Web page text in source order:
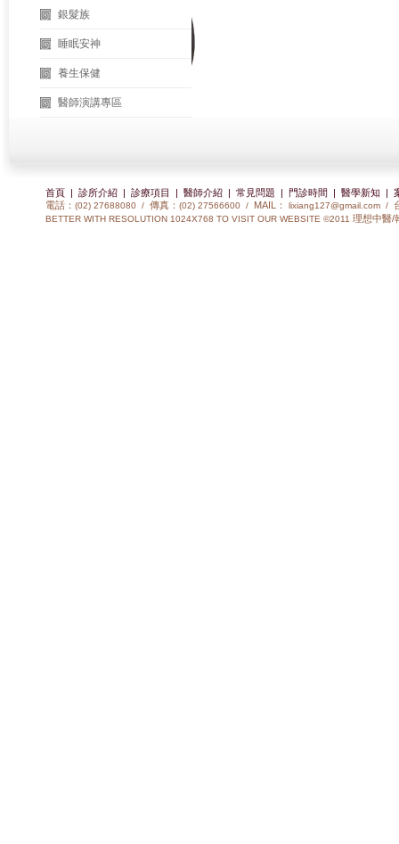
銀髮族
睡眠安神
養生保健
醫師演講專區
首頁| 診所介紹| 診療項目 | 醫師介紹| 常見問題 | 門診時間 | 醫學新知 |
電話： (02) 27688080 / 傳真： (02) 27566600 / MAIL： lixiang127@gmail.com /
BETTER WITH RESOLUTION 1024X768 TO VISIT OUR WEBSITE ©2011 理想中醫/